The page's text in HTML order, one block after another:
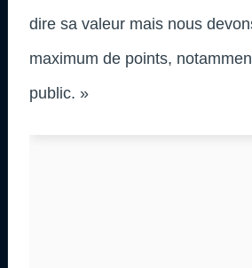
dire sa valeur mais nous
maximum de points,
public. »